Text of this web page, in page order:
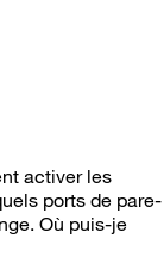
activer les
ports de pare-
Où puis-je